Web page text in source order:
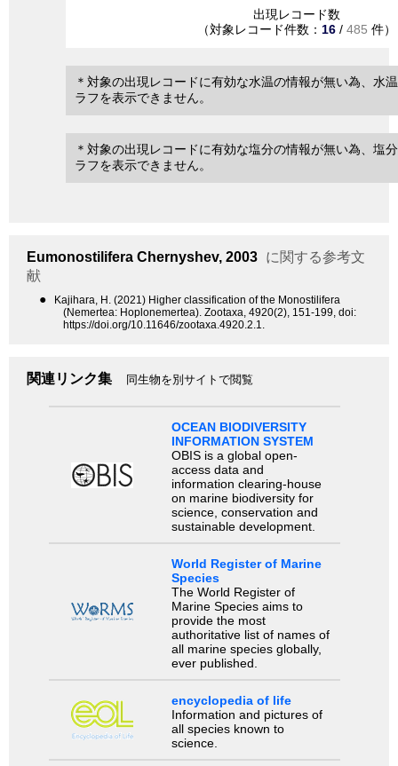
出現レコード数
（対象レコード件数： 16 / 485 件）
＊対象の出現レコードに有効な水温の情報が無い為、水
ラフを表示できません。
＊対象の出現レコードに有効な塩分の情報が無い為、塩
ラフを表示できません。
Eumonostilifera Chernyshev, 2003 に関する参考文
献
●
Kajihara, H. (2021) Higher classification of the Monostilifera
(Nemertea: Hoplonemertea). Zootaxa, 4920(2), 151-199, doi:
https://doi.org/10.11646/zootaxa.4920.2.1.
関連リンク集 同生物を別サイトで閲覧
OCEAN BIODIVERSITY
INFORMATION SYSTEM
OBIS is a global open-
access data and
information clearing-house
on marine biodiversity for
science, conservation and
sustainable development.
World Register of Marine
Species
The World Register of
Marine Species aims to
provide the most
authoritative list of names of
all marine species globally,
ever published.
encyclopedia of life
Information and pictures of
all species known to
science.